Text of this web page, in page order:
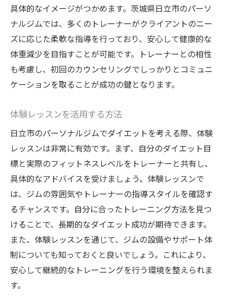
具体的なイメージがつかめます。茨城県日立市のパーソ
ナルジムでは、多くのトレーナーがクライアントのニー
ズに応じた柔軟な指導を行っており、安心して健康的な
体重減少を目指すことが可能です。トレーナーとの相性
も考慮し、初回のカウンセリングでしっかりとコミュニ
ケーションを取ることが成功の鍵となります。
体験レッスンを活用する方法
日立市のパーソナルジムでダイエットを考える際、体験
レッスンは非常に有効です。まず、自分のダイエット目
標と実際のフィットネスレベルをトレーナーと共有し、
具体的なアドバイスを受けましょう。体験レッスンで
は、ジムの雰囲気やトレーナーの指導スタイルを確認す
るチャンスです。自分に合ったトレーニング方法を見つ
けることで、長期的なダイエット成功が期待できます。
また、体験レッスンを通じて、ジムの設備やサポート体
制についても知っておくと良いでしょう。これにより、
安心して継続的なトレーニングを行う環境を整えられま
す。